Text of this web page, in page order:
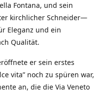
Fontana, und sein
kirchlicher Schneider—
Eleganz und ein
Qualität.
er sein erstes
vita” noch zu spüren war,
an, die die Via Veneto